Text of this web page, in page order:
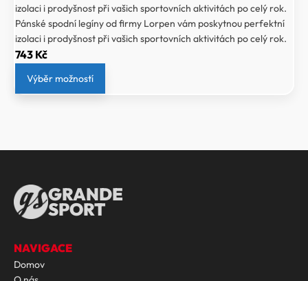
izolaci i prodyšnost při vašich sportovních aktivitách po celý rok.
Pánské spodní legíny od firmy Lorpen vám poskytnou perfektní
izolaci i prodyšnost při vašich sportovních aktivitách po celý rok.
743 Kč
Výběr možností
GRANDE
SPORT
NAVIGACE
Domov